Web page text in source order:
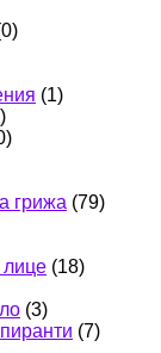
(1)
грижа (79)
лице (18)
(3)
(7)